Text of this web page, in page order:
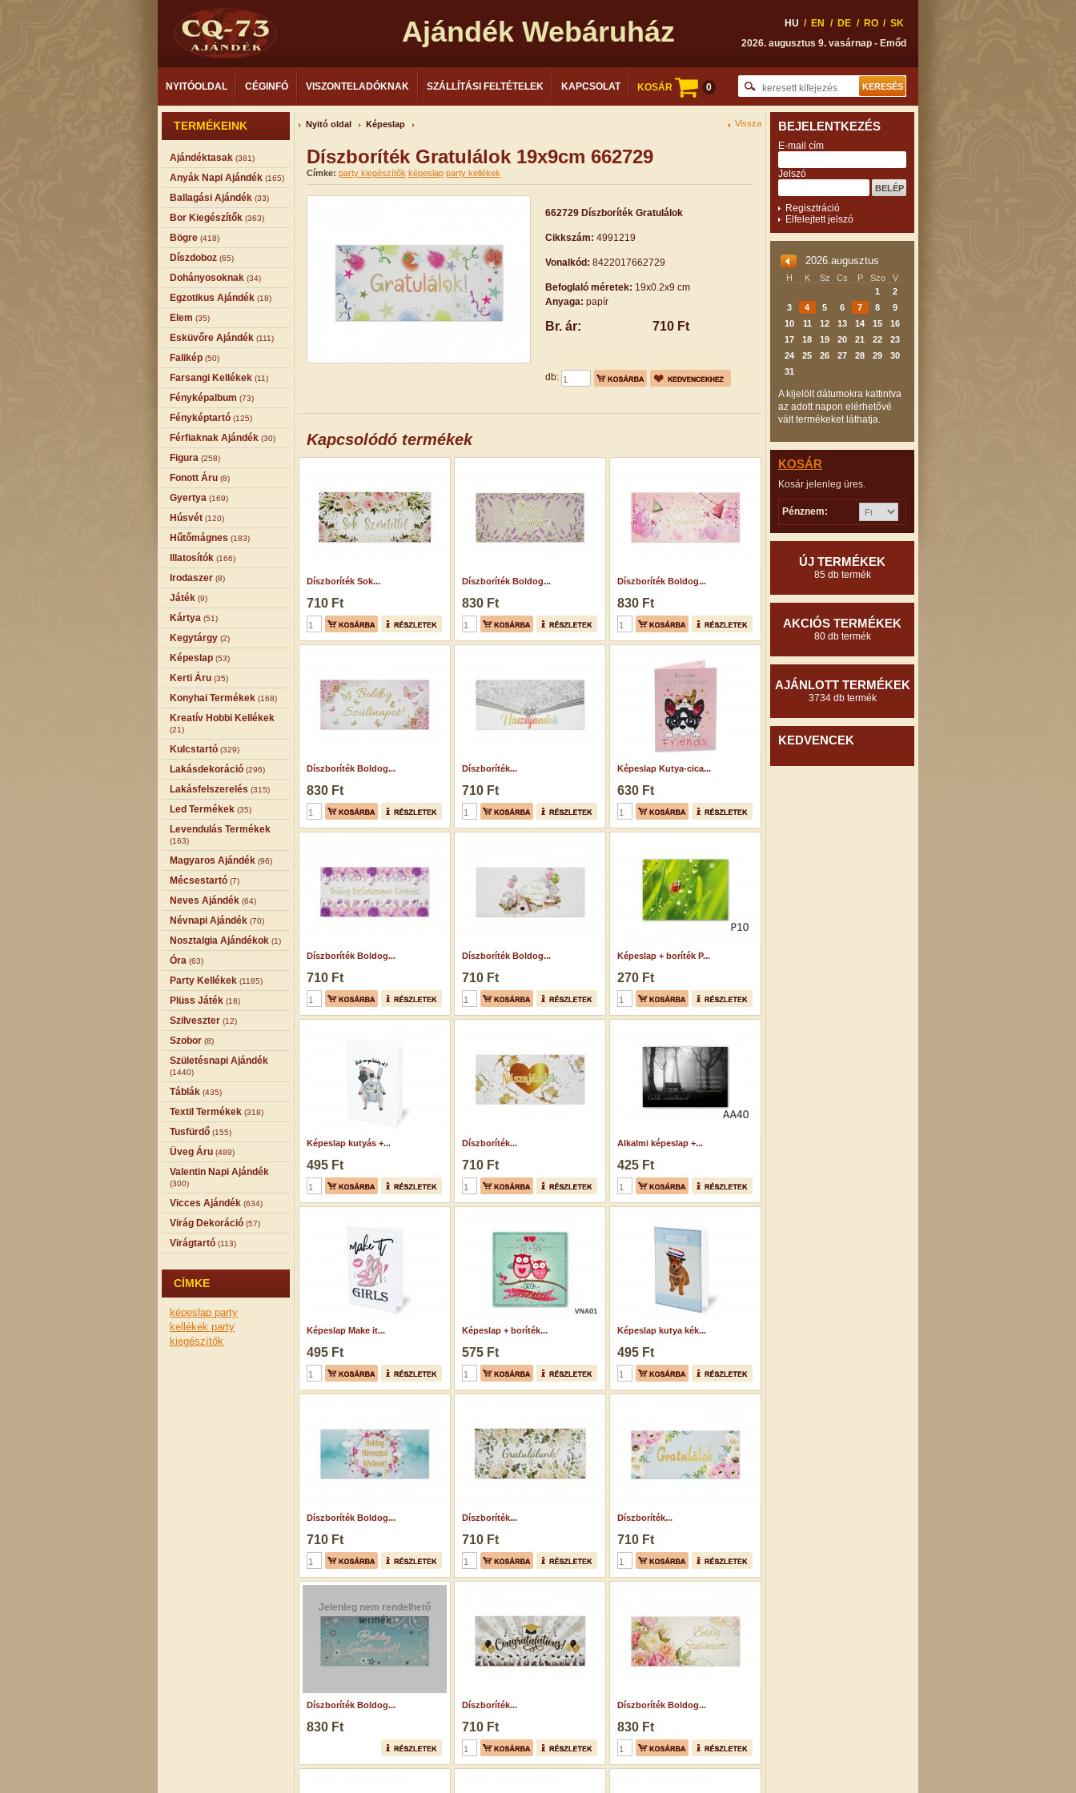
Ajándék Webáruház HU / EN / DE / RO / SK
2026. augusztus 9. vasárnap - Emőd
NYITÓOLDAL CÉGINFÓ VISZONTELADÓKNAK SZÁLLÍTÁSI FELTÉTELEK KAPCSOLAT KOSÁR 0
TERMÉKEINK
Ajándéktasak (381)
Anyák Napi Ajándék (165)
Ballagási Ajándék (33)
Bor Kiegészítők (363)
Bögre (418)
Díszdoboz (65)
Dohányosoknak (34)
Egzotikus Ajándék (18)
Elem (35)
Esküvőre Ajándék (111)
Falikép (50)
Farsangi Kellékek (11)
Fényképalbum (73)
Fényképtartó (125)
Férfiaknak Ajándék (30)
Figura (258)
Fonott Áru (8)
Gyertya (169)
Húsvét (120)
Hűtőmágnes (183)
Illatosítók (166)
Irodaszer (8)
Játék (9)
Kártya (51)
Kegytárgy (2)
Képeslap (53)
Kerti Áru (35)
Konyhai Termékek (168)
Kreatív Hobbi Kellékek
(21)
Kulcstartó (329)
Lakásdekoráció (296)
Lakásfelszerelés (315)
Led Termékek (35)
Levendulás Termékek
(163)
Magyaros Ajándék (96)
Mécsestartó (7)
Neves Ajándék (64)
Névnapi Ajándék (70)
Nosztalgia Ajándékok (1)
Óra (63)
Party Kellékek (1185)
Plüss Játék (18)
Szilveszter (12)
Szobor (8)
Születésnapi Ajándék
(1440)
Táblák (435)
Textil Termékek (318)
Tusfürdő (155)
Üveg Áru (489)
Valentin Napi Ajándék
(300)
Vicces Ajándék (634)
Virág Dekoráció (57)
Virágtartó (113)
CÍMKE
képeslap party
kellékek party
kiegészítők
Nyitó oldal Képeslap Vissza
Díszboríték Gratulálok 19x9cm 662729
Címke: party kiegészítők képeslap party kellékek
662729 Díszboríték Gratulálok
Cikkszám: 4991219
Vonalkód: 8422017662729
Befoglaló méretek: 19x0.2x9 cm
Anyaga: papír
Br. ár: 710 Ft
db:
Kapcsolódó termékek
Díszboríték Sok...
710 Ft
Díszboríték Boldog...
830 Ft
Díszboríték Boldog...
830 Ft
Díszboríték Boldog...
830 Ft
Díszboríték...
710 Ft
Képeslap Kutya-cica...
630 Ft
Díszboríték Boldog...
710 Ft
Díszboríték Boldog...
710 Ft
Képeslap + boríték P...
270 Ft
Képeslap kutyás +...
495 Ft
Díszboríték...
710 Ft
Alkalmi képeslap +...
425 Ft
Képeslap Make it...
495 Ft
Képeslap + boríték...
575 Ft
Képeslap kutya kék...
495 Ft
Díszboríték Boldog...
710 Ft
Díszboríték...
710 Ft
Díszboríték...
710 Ft
Jelenleg nem rendelhető
termék
Díszboríték Boldog...
830 Ft
Díszboríték...
710 Ft
Díszboríték Boldog...
830 Ft
BEJELENTKEZÉS
E-mail cím
Jelszó
Regisztráció
Elfelejtett jelszó
2026.augusztus
H K Sz Cs P Szo
V
1
2
3
4 5 6 7 8
9
10
11 12 13 14 15
16
17
18 19 20 21 22
23
24
25 26 27 28 29
30
31
A kijelölt dátumokra kattintva
az adott napon elérhetővé
vált termékeket láthatja.
KOSÁR
Kosár jelenleg üres.
Pénznem:
ÚJ TERMÉKEK
85 db termék
AKCIÓS TERMÉKEK
80 db termék
AJÁNLOTT TERMÉKEK
3734 db termék
KEDVENCEK